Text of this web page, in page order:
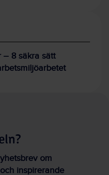
– 8 säkra sätt
om
inspirerande